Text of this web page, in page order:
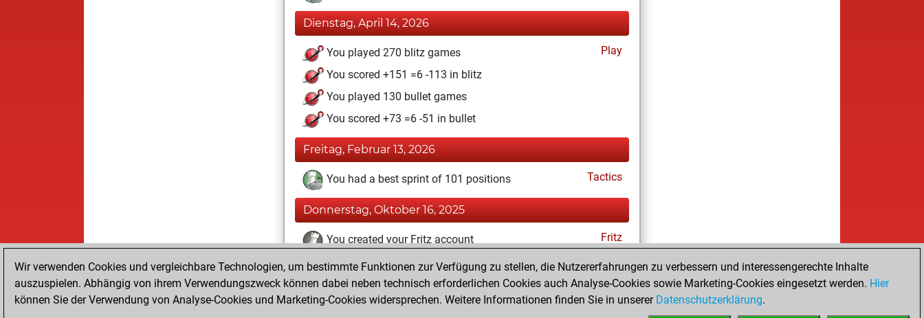
Dienstag, April 14, 2026
You played 270 blitz games
Play
You scored +151 =6 -113 in blitz
You played 130 bullet games
You scored +73 =6 -51 in bullet
Freitag, Februar 13, 2026
You had a best sprint of 101 positions Tactics
Donnerstag, Oktober 16, 2025
You created your Fritz account Fritz
Dienstag, September 9, 2025
You created your Studies account Studies
Wir verwenden Cookies und vergleichbare Technologien, um bestimmte Funktionen zur Verfügung zu stellen, die Nutzererfahrungen zu verbessern und interessengerechte Inhalte
auszuspielen. Abhängig von ihrem Verwendungszweck können dabei neben technisch erforderlichen Cookies auch Analyse-Cookies sowie Marketing-Cookies eingesetzt werden. Hier
können Sie der Verwendung von Analyse-Cookies und Marketing-Cookies widersprechen. Weitere Informationen finden Sie in unserer Datenschutzerklärung.